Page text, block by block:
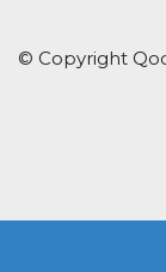
© Copyright